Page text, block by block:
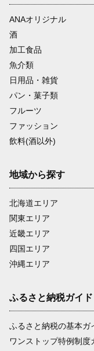
ANAオリジナル
酒
加工食品
魚介類
日用品・雑貨
パン・菓子類
フルーツ
ファッション
飲料(酒以外)
地域から探す
北海道エリア
関東エリア
近畿エリア
四国エリア
沖縄エリア
ふるさと納税ガイド
ふるさと納税の基本ガ
ワンストップ特例制度